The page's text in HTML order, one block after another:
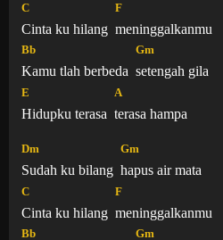
C
Cinta ku hilang
F
meninggalkanmu
Bb
Kamu tlah berbeda
Gm
setengah gila
E
Hidupku terasa
A
terasa hampa
Dm
Sudah ku bilang
Gm
hapus air mata
C
Cinta ku hilang
F
meninggalkanmu
Bb Gm